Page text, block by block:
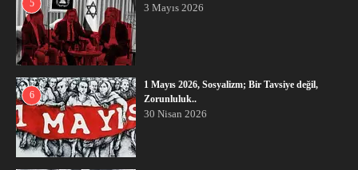
5 3 Mayıs 2026
6
1 Mayıs 2026, Sosyalizm; Bir Tavsiye değil,
Zorunluluk..
30 Nisan 2026